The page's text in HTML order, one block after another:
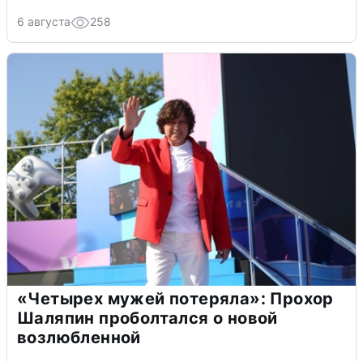
6 августа 258
«Четырех мужей потеряла»: Прохор
Шаляпин проболтался о новой
возлюбленной